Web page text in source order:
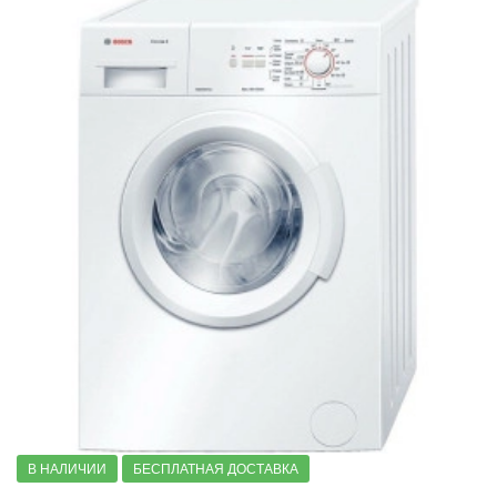
Стиральные машины с автодозировкой моющего средств
Стиральные машины с режимом деликатной стирки
Стиральные машины с режимом детская одежда
Стиральные машины с защитой от скачков напряжения
Стиральные машины с защитой от детей
Стиральные машины Home Professional
Узкие стиральные машины
6 серии 4 серии
2 серии Компактные стиральные машины
В НАЛИЧИИ БЕСПЛАТНАЯ ДОСТАВКА